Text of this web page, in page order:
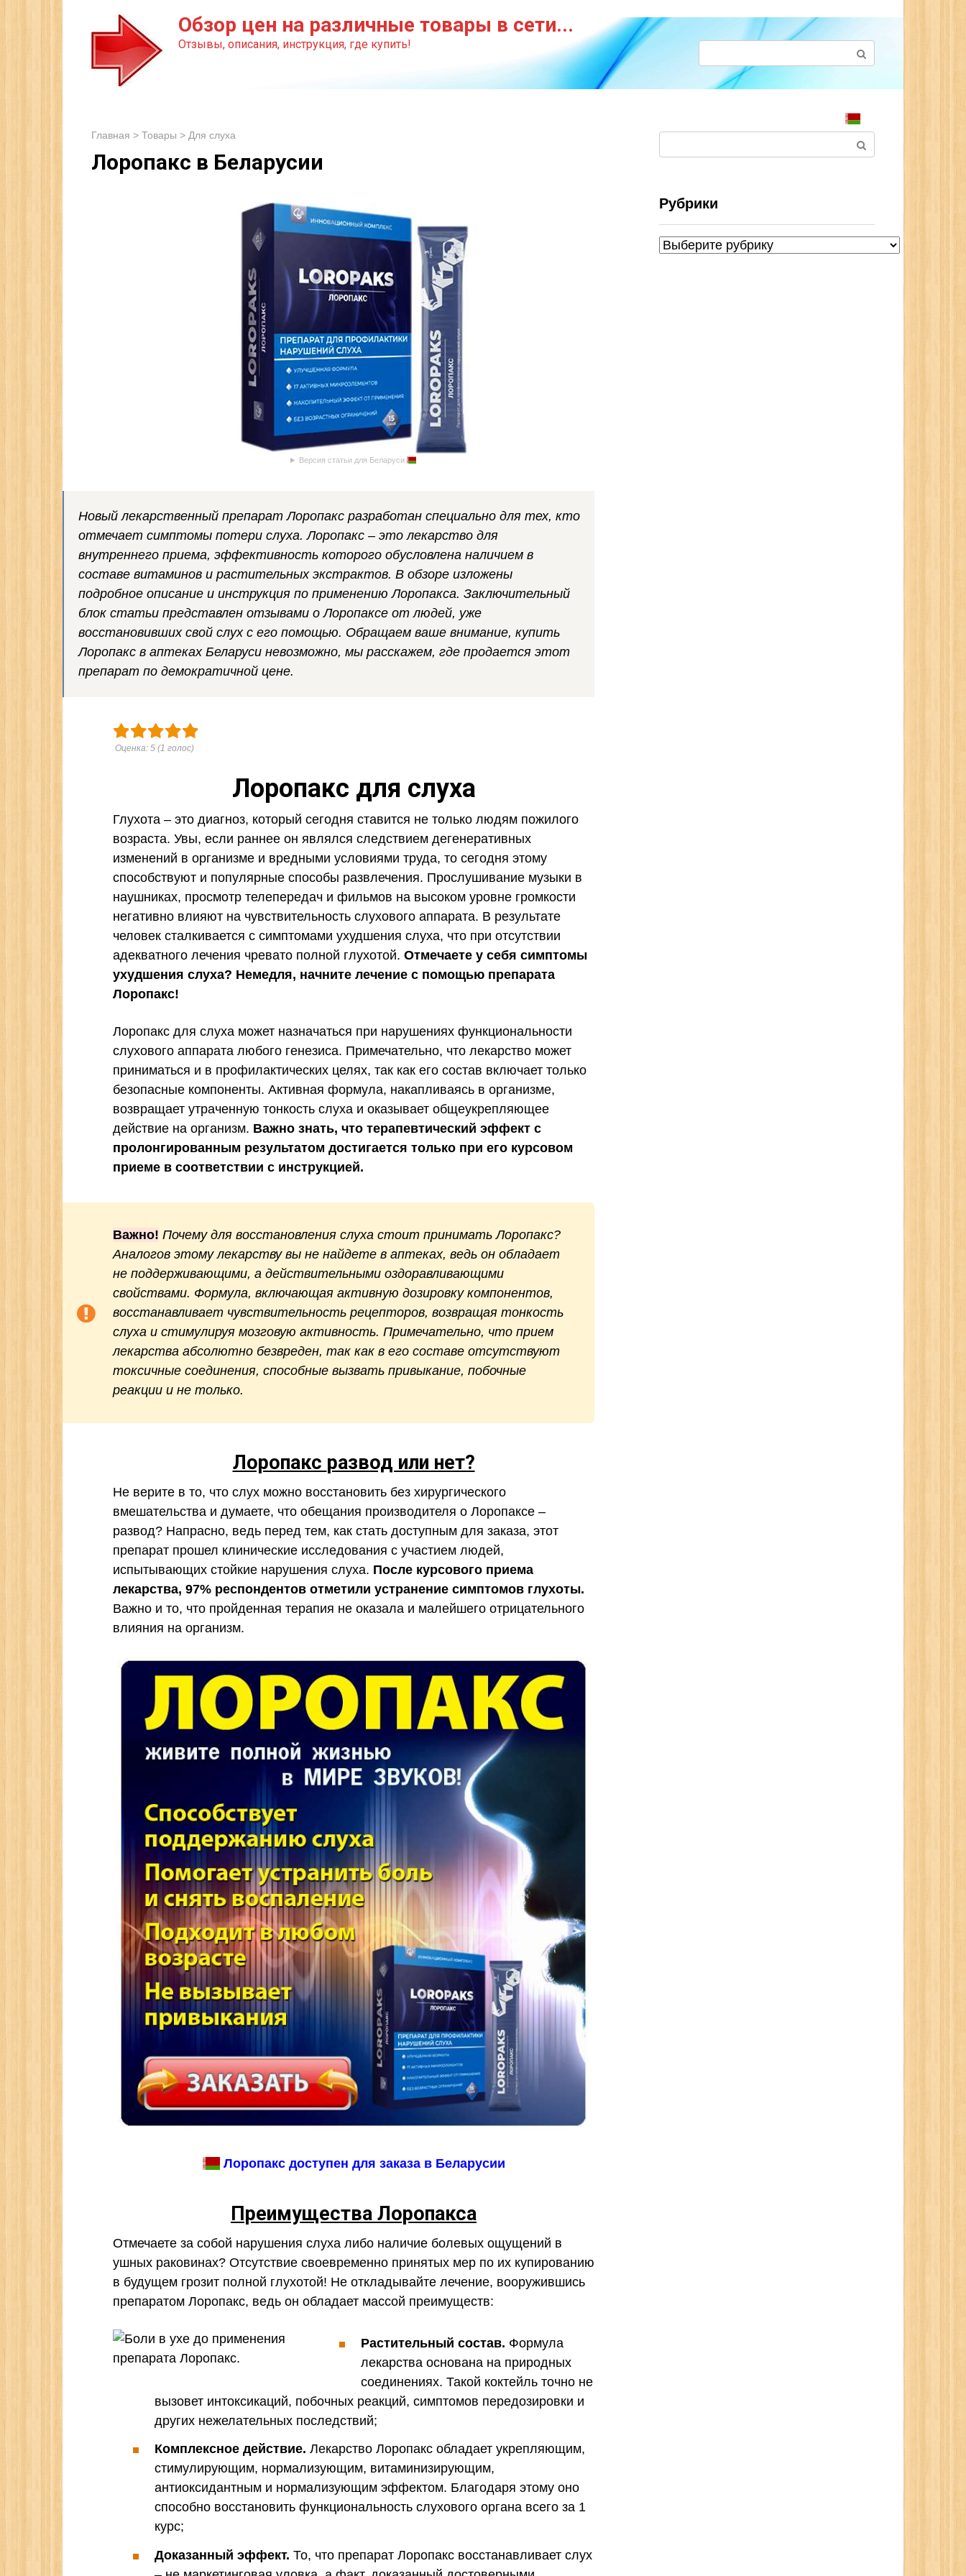
Обзор цен на различные товары в сети...
Отзывы, описания, инструкция, где купить!
Главная > Товары > Для слуха
Лоропакс в Беларусии
Версия статьи для Беларуси
Новый лекарственный препарат Лоропакс разработан специально для тех, кто
отмечает симптомы потери слуха. Лоропакс – это лекарство для
внутреннего приема, эффективность которого обусловлена наличием в
составе витаминов и растительных экстрактов. В обзоре изложены
подробное описание и инструкция по применению Лоропакса. Заключительный
блок статьи представлен отзывами о Лоропаксе от людей, уже
восстановивших свой слух с его помощью. Обращаем ваше внимание, купить
Лоропакс в аптеках Беларуси невозможно, мы расскажем, где продается этот
препарат по демократичной цене.
Оценка: 5 (1 голос)
Лоропакс для слуха
Глухота – это диагноз, который сегодня ставится не только людям пожилого
возраста. Увы, если раннее он являлся следствием дегенеративных
изменений в организме и вредными условиями труда, то сегодня этому
способствуют и популярные способы развлечения. Прослушивание музыки в
наушниках, просмотр телепередач и фильмов на высоком уровне громкости
негативно влияют на чувствительность слухового аппарата. В результате
человек сталкивается с симптомами ухудшения слуха, что при отсутствии
адекватного лечения чревато полной глухотой. Отмечаете у себя симптомы
ухудшения слуха? Немедля, начните лечение с помощью препарата
Лоропакс!
Лоропакс для слуха может назначаться при нарушениях функциональности
слухового аппарата любого генезиса. Примечательно, что лекарство может
приниматься и в профилактических целях, так как его состав включает только
безопасные компоненты. Активная формула, накапливаясь в организме,
возвращает утраченную тонкость слуха и оказывает общеукрепляющее
действие на организм. Важно знать, что терапевтический эффект с
пролонгированным результатом достигается только при его курсовом
приеме в соответствии с инструкцией.
Важно! Почему для восстановления слуха стоит принимать Лоропакс?
Аналогов этому лекарству вы не найдете в аптеках, ведь он обладает
не поддерживающими, а действительными оздоравливающими
свойствами. Формула, включающая активную дозировку компонентов,
восстанавливает чувствительность рецепторов, возвращая тонкость
слуха и стимулируя мозговую активность. Примечательно, что прием
лекарства абсолютно безвреден, так как в его составе отсутствуют
токсичные соединения, способные вызвать привыкание, побочные
реакции и не только.
Лоропакс развод или нет?
Не верите в то, что слух можно восстановить без хирургического
вмешательства и думаете, что обещания производителя о Лоропаксе –
развод? Напрасно, ведь перед тем, как стать доступным для заказа, этот
препарат прошел клинические исследования с участием людей,
испытывающих стойкие нарушения слуха. После курсового приема
лекарства, 97% респондентов отметили устранение симптомов глухоты.
Важно и то, что пройденная терапия не оказала и малейшего отрицательного
влияния на организм.
Лоропакс доступен для заказа в Беларусии
Преимущества Лоропакса
Отмечаете за собой нарушения слуха либо наличие болевых ощущений в
ушных раковинах? Отсутствие своевременно принятых мер по их купированию
в будущем грозит полной глухотой! Не откладывайте лечение, вооружившись
препаратом Лоропакс, ведь он обладает массой преимуществ:
Растительный состав. Формула
лекарства основана на природных
соединениях. Такой коктейль точно не
вызовет интоксикаций, побочных реакций, симптомов передозировки и
других нежелательных последствий;
Комплексное действие. Лекарство Лоропакс обладает укрепляющим,
стимулирующим, нормализующим, витаминизирующим,
антиоксидантным и нормализующим эффектом. Благодаря этому оно
способно восстановить функциональность слухового органа всего за 1
курс;
Доказанный эффект. То, что препарат Лоропакс восстанавливает слух
Рубрики
Рубрики